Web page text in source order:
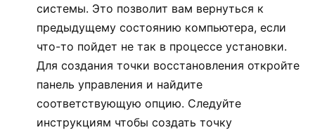
системы. Это позволит вам вернуться к
предыдущему состоянию компьютера, если
что-то пойдет не так в процессе установки.
Для создания точки восстановления откройте
панель управления и найдите
соответствующую опцию. Следуйте
инструкциям чтобы создать точку